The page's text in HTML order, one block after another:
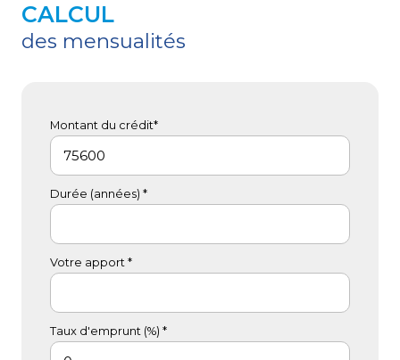
CALCUL
des mensualités
Montant du crédit*
Durée (années) *
Votre apport *
Taux d'emprunt (%) *